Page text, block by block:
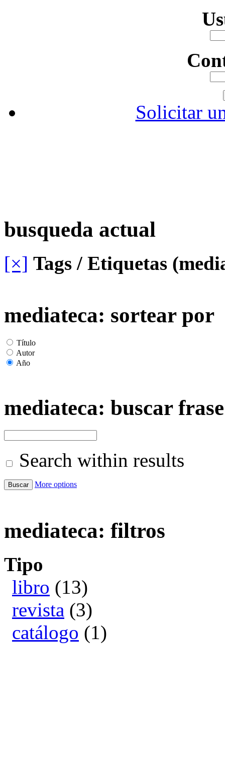
Solicitar
busqueda actual
[×] Tags / Etiquetas
mediateca: sortear por
Título
Autor
Año
mediateca: buscar frase
Search within results
More options
mediateca: filtros
Tipo
libro (13)
revista (3)
catálogo (1)